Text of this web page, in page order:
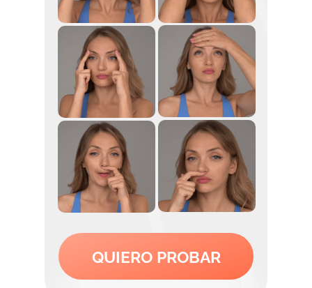
QUIERO PROBAR